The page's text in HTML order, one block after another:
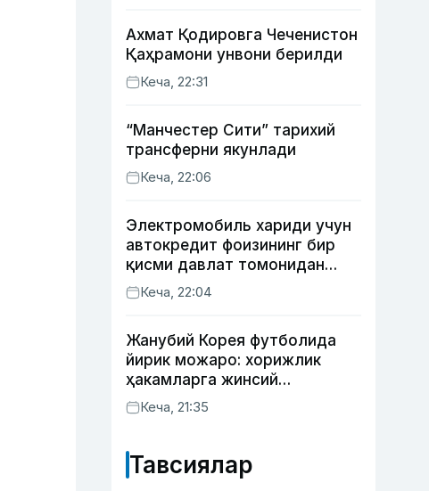
Ахмат Қодировга Чеченистон
Қаҳрамони унвони берилди
Кеча, 22:31
“Манчестер Сити” тарихий
трансферни якунлади
Кеча, 22:06
Электромобиль хариди учун
автокредит фоизининг бир
қисми давлат томонидан
қоплаб берилиши мумкин
Кеча, 22:04
Жанубий Корея футболида
йирик можаро: хорижлик
ҳакамларга жинсий
хизматлар кўрсатилгани
маълум қилинди
Кеча, 21:35
Тавсиялар